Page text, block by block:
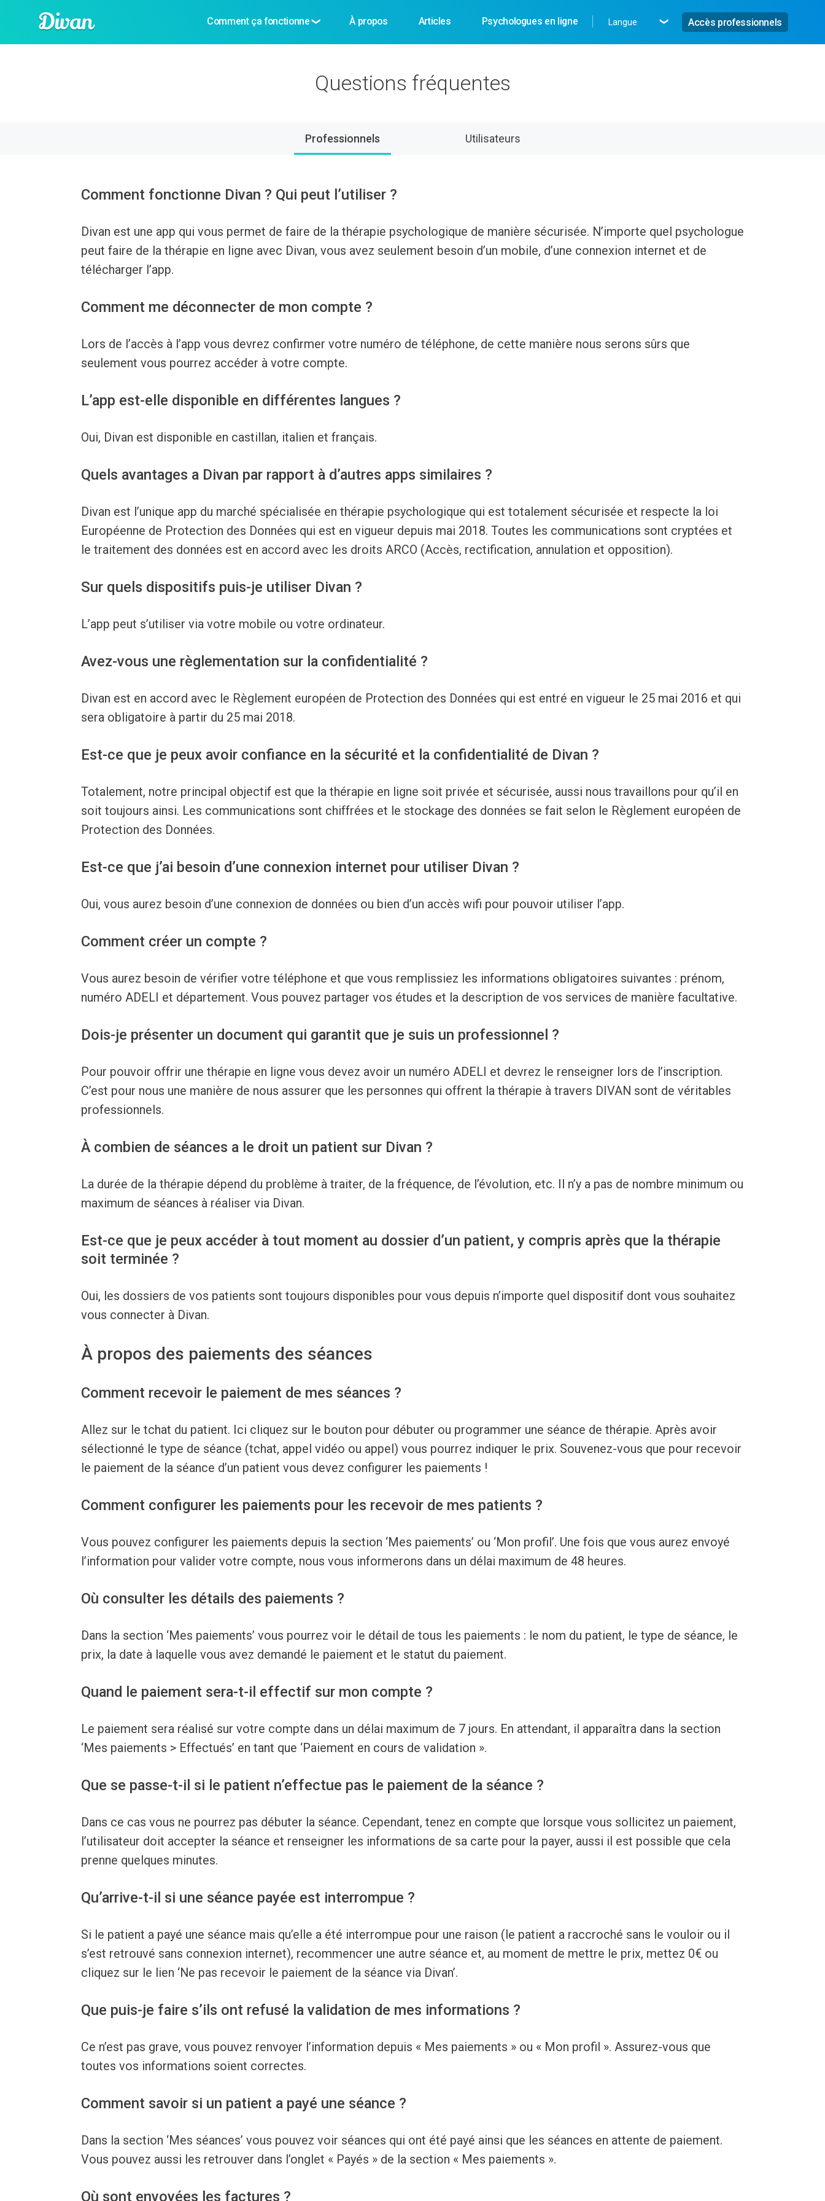
Comment ça fonctionne À propos Articles Psychologues en ligne Langue Accès professionnels
Questions fréquentes
Professionnels Utilisateurs
Comment fonctionne Divan ? Qui peut l’utiliser ?
Divan est une app qui vous permet de faire de la thérapie psychologique de manière sécurisée. N’importe quel psychologue
peut faire de la thérapie en ligne avec Divan, vous avez seulement besoin d’un mobile, d’une connexion internet et de
télécharger l’app.
Comment me déconnecter de mon compte ?
Lors de l’accès à l’app vous devrez confirmer votre numéro de téléphone, de cette manière nous serons sûrs que
seulement vous pourrez accéder à votre compte.
L’app est-elle disponible en différentes langues ?
Oui, Divan est disponible en castillan, italien et français.
Quels avantages a Divan par rapport à d’autres apps similaires ?
Divan est l’unique app du marché spécialisée en thérapie psychologique qui est totalement sécurisée et respecte la loi
Européenne de Protection des Données qui est en vigueur depuis mai 2018. Toutes les communications sont cryptées et
le traitement des données est en accord avec les droits ARCO (Accès, rectification, annulation et opposition).
Sur quels dispositifs puis-je utiliser Divan ?
L’app peut s’utiliser via votre mobile ou votre ordinateur.
Avez-vous une règlementation sur la confidentialité ?
Divan est en accord avec le Règlement européen de Protection des Données qui est entré en vigueur le 25 mai 2016 et qui
sera obligatoire à partir du 25 mai 2018.
Est-ce que je peux avoir confiance en la sécurité et la confidentialité de Divan ?
Totalement, notre principal objectif est que la thérapie en ligne soit privée et sécurisée, aussi nous travaillons pour qu’il en
soit toujours ainsi. Les communications sont chiffrées et le stockage des données se fait selon le Règlement européen de
Protection des Données.
Est-ce que j’ai besoin d’une connexion internet pour utiliser Divan ?
Oui, vous aurez besoin d’une connexion de données ou bien d’un accès wifi pour pouvoir utiliser l’app.
Comment créer un compte ?
Vous aurez besoin de vérifier votre téléphone et que vous remplissiez les informations obligatoires suivantes : prénom,
numéro ADELI et département. Vous pouvez partager vos études et la description de vos services de manière facultative.
Dois-je présenter un document qui garantit que je suis un professionnel ?
Pour pouvoir offrir une thérapie en ligne vous devez avoir un numéro ADELI et devrez le renseigner lors de l’inscription.
C’est pour nous une manière de nous assurer que les personnes qui offrent la thérapie à travers DIVAN sont de véritables
professionnels.
À combien de séances a le droit un patient sur Divan ?
La durée de la thérapie dépend du problème à traiter, de la fréquence, de l’évolution, etc. Il n’y a pas de nombre minimum ou
maximum de séances à réaliser via Divan.
Est-ce que je peux accéder à tout moment au dossier d’un patient, y compris après que la thérapie
soit terminée ?
Oui, les dossiers de vos patients sont toujours disponibles pour vous depuis n’importe quel dispositif dont vous souhaitez
vous connecter à Divan.
À propos des paiements des séances
Comment recevoir le paiement de mes séances ?
Allez sur le tchat du patient. Ici cliquez sur le bouton pour débuter ou programmer une séance de thérapie. Après avoir
sélectionné le type de séance (tchat, appel vidéo ou appel) vous pourrez indiquer le prix. Souvenez-vous que pour recevoir
le paiement de la séance d’un patient vous devez configurer les paiements !
Comment configurer les paiements pour les recevoir de mes patients ?
Vous pouvez configurer les paiements depuis la section ‘Mes paiements’ ou ‘Mon profil’. Une fois que vous aurez envoyé
l’information pour valider votre compte, nous vous informerons dans un délai maximum de 48 heures.
Où consulter les détails des paiements ?
Dans la section ‘Mes paiements’ vous pourrez voir le détail de tous les paiements : le nom du patient, le type de séance, le
prix, la date à laquelle vous avez demandé le paiement et le statut du paiement.
Quand le paiement sera-t-il effectif sur mon compte ?
Le paiement sera réalisé sur votre compte dans un délai maximum de 7 jours. En attendant, il apparaîtra dans la section
‘Mes paiements > Effectués’ en tant que ‘Paiement en cours de validation ».
Que se passe-t-il si le patient n’effectue pas le paiement de la séance ?
Dans ce cas vous ne pourrez pas débuter la séance. Cependant, tenez en compte que lorsque vous sollicitez un paiement,
l’utilisateur doit accepter la séance et renseigner les informations de sa carte pour la payer, aussi il est possible que cela
prenne quelques minutes.
Qu’arrive-t-il si une séance payée est interrompue ?
Si le patient a payé une séance mais qu’elle a été interrompue pour une raison (le patient a raccroché sans le vouloir ou il
s’est retrouvé sans connexion internet), recommencer une autre séance et, au moment de mettre le prix, mettez 0€ ou
cliquez sur le lien ‘Ne pas recevoir le paiement de la séance via Divan’.
Que puis-je faire s’ils ont refusé la validation de mes informations ?
Ce n’est pas grave, vous pouvez renvoyer l’information depuis « Mes paiements » ou « Mon profil ». Assurez-vous que
toutes vos informations soient correctes.
Comment savoir si un patient a payé une séance ?
Dans la section ‘Mes séances’ vous pouvez voir séances qui ont été payé ainsi que les séances en attente de paiement.
Vous pouvez aussi les retrouver dans l’onglet « Payés » de la section « Mes paiements ».
Où sont envoyées les factures ?